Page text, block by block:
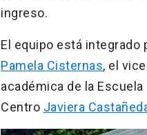
ingreso.
El equipo está integrado
Pamela Cisternas, el
académica de la Escuela
Centro Javiera